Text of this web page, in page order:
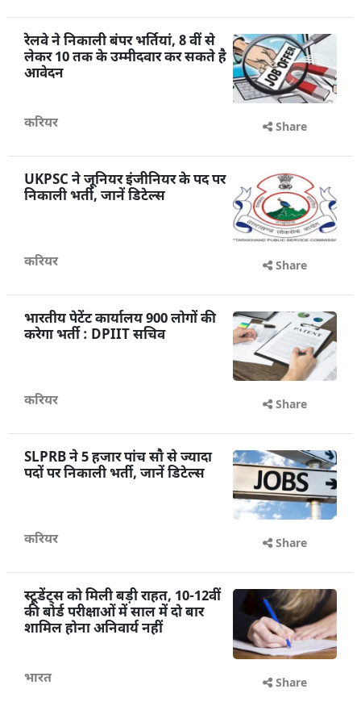
रेलवे ने निकाली बंपर भर्तियां, 8 वीं से
लेकर 10 तक के उम्मीदवार कर सकते है
आवेदन
करियर Share
UKPSC ने जूनियर इंजीनियर के पद पर
निकाली भर्ती, जानें डिटेल्स
करियर Share
भारतीय पेटेंट कार्यालय 900 लोगों की
करेगा भर्ती : DPIIT सचिव
करियर Share
SLPRB ने 5 हजार पांच सौ से ज्यादा
पदों पर निकाली भर्ती, जानें डिटेल्स
करियर Share
स्टूडेंट्स को मिली बड़ी राहत, 10-12वीं
की बोर्ड परीक्षाओं में साल में दो बार
शामिल होना अनिवार्य नहीं
भारत Share